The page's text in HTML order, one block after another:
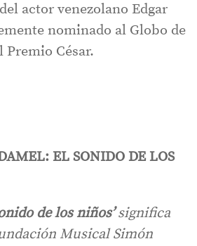
actor venezolano Edgar
nominado al Globo de
Premio César.
EL SONIDO DE LOS
de los niños’significa
Musical Simón